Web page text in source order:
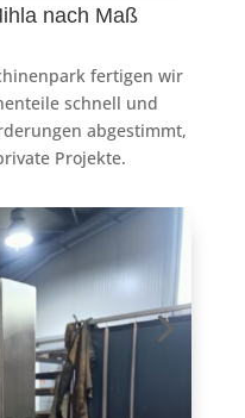
nach Maß
fertigen wir
schnell und
abgestimmt,
Projekte.